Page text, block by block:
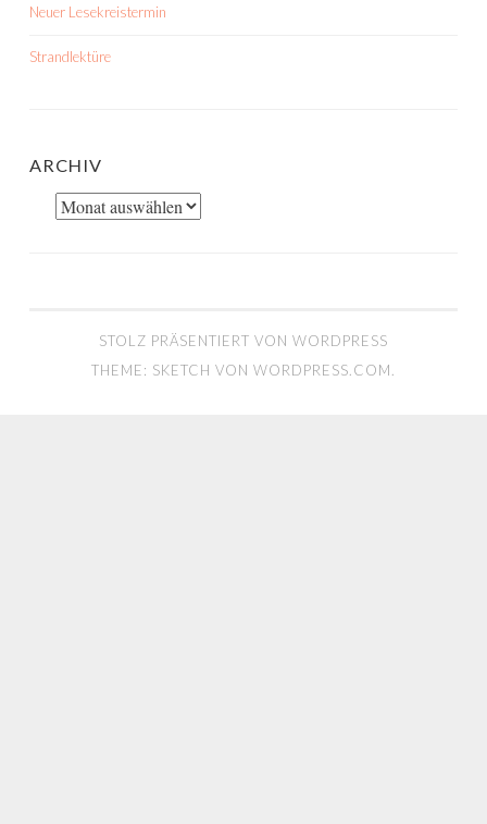
Neuer Lesekreistermin
Strandlektüre
ARCHIV
Archiv
STOLZ PRÄSENTIERT VON WORDPRESS
THEME: SKETCH VON WORDPRESS.COM